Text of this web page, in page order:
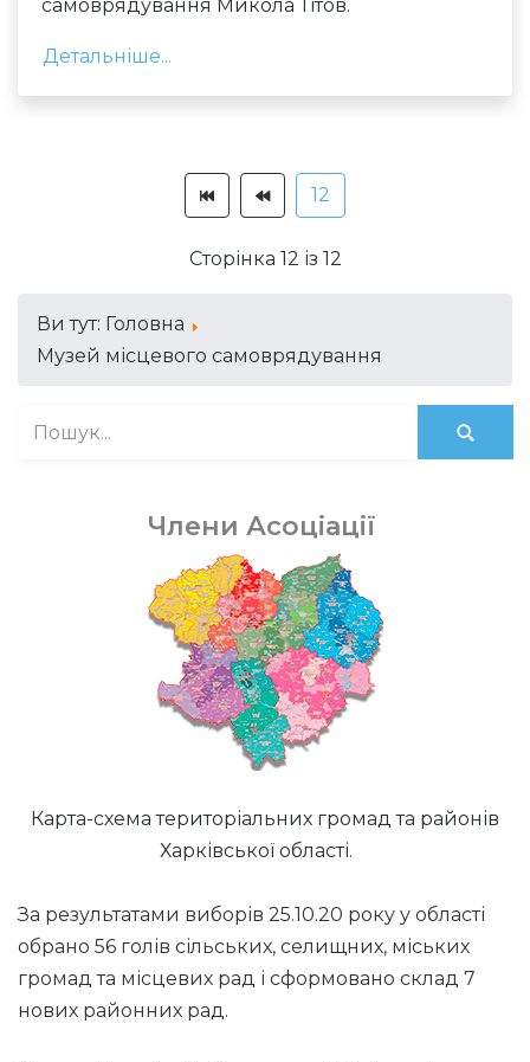
самоврядування Микола Тітов.
Детальніше...
12
Сторінка 12 із 12
Ви тут: Головна
Музей місцевого самоврядування
Члени Асоціації
Карта-схема територіальних громад та районів
Харківської області.
За результатами виборів 25.10.20 року у області
обрано 56 голів сільських, селищних, міських
громад та місцевих рад і сформовано склад 7
нових районних рад.